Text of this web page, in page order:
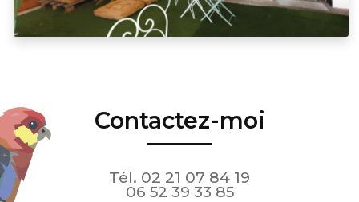
Contactez-moi
Tél. 02 21 07 84 19
06 52 39 33 85